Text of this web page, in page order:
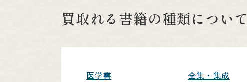
買取れる書籍の種類について
医学書
全集・集成